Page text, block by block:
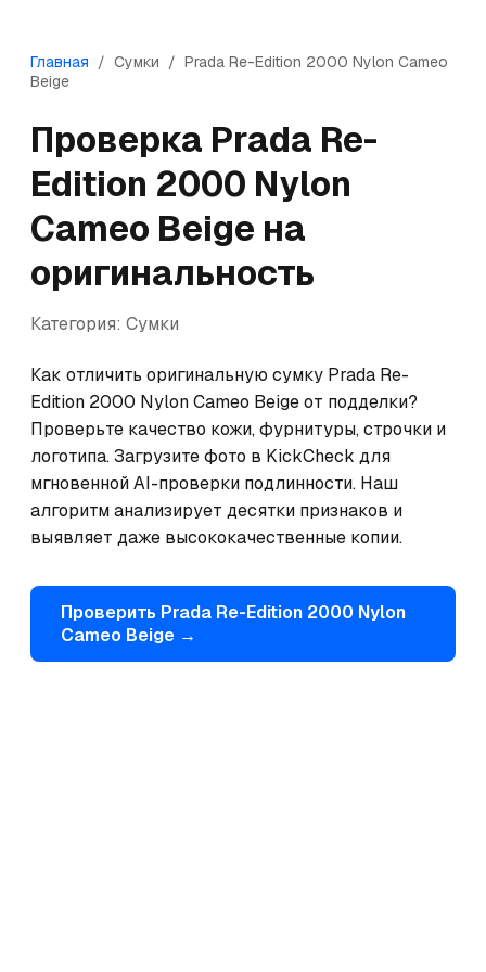
Главная / Сумки / Prada Re-Edition 2000 Nylon Cameo
Beige
Проверка Prada Re-
Edition 2000 Nylon
Cameo Beige на
оригинальность
Категория: Сумки
Как отличить оригинальную сумку Prada Re-
Edition 2000 Nylon Cameo Beige от подделки?
Проверьте качество кожи, фурнитуры, строчки и
логотипа. Загрузите фото в KickCheck для
мгновенной AI-проверки подлинности. Наш
алгоритм анализирует десятки признаков и
выявляет даже высококачественные копии.
Проверить Prada Re-Edition 2000 Nylon
Cameo Beige →